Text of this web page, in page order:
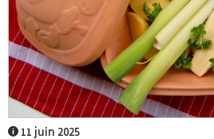
11 juin 2025